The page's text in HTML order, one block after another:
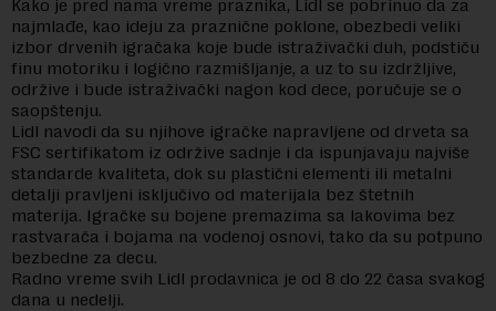
Kako je pred nama vreme praznika, Lidl se pobrinuo da za
najmlađe, kao ideju za praznične poklone, obezbedi veliki
izbor drvenih igračaka koje bude istraživački duh, podstiču
finu motoriku i logično razmišljanje, a uz to su izdržljive,
održive i bude istraživački nagon kod dece, poručuje se o
saopštenju.
Lidl navodi da su njihove igračke napravljene od drveta sa
FSC sertifikatom iz održive sadnje i da ispunjavaju najviše
standarde kvaliteta, dok su plastični elementi ili metalni
detalji pravljeni isključivo od materijala bez štetnih
materija. Igračke su bojene premazima sa lakovima bez
rastvarača i bojama na vodenoj osnovi, tako da su potpuno
bezbedne za decu.
Radno vreme svih Lidl prodavnica je od 8 do 22 časa svakog
dana u nedelji.